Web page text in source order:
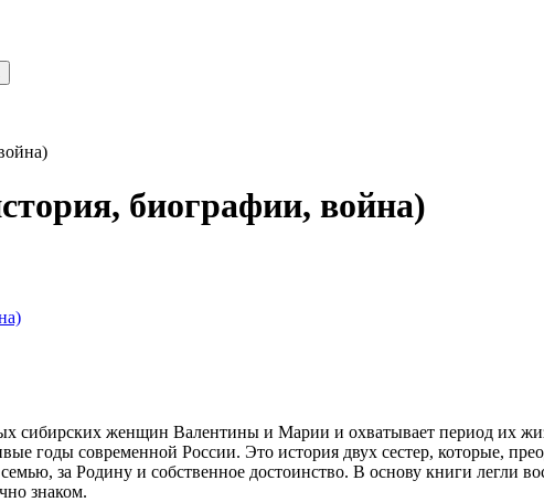
биографии, война)
сибирских женщин Валентины и Марии и охватывает период их
годы современной России. Это история двух сестер, которые,
за Родину и собственное достоинство. В основу книги легли
знаком.